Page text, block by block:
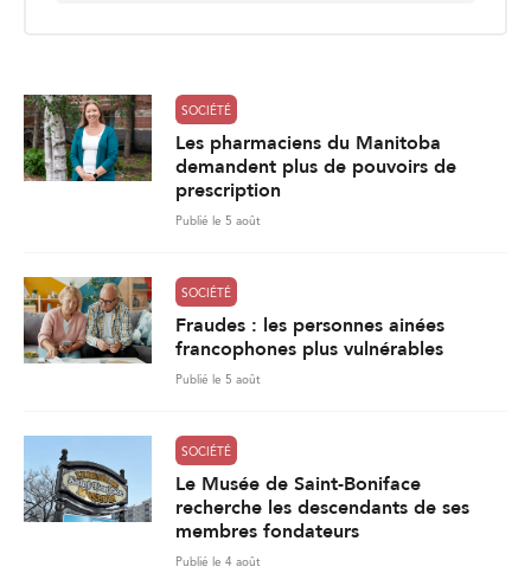
SOCIÉTÉ
Les pharmaciens du Manitoba
demandent plus de pouvoirs de
prescription
Publié le 5 août
SOCIÉTÉ
Fraudes : les personnes ainées
francophones plus vulnérables
Publié le 5 août
SOCIÉTÉ
Le Musée de Saint-Boniface
recherche les descendants de ses
membres fondateurs
Publié le 4 août